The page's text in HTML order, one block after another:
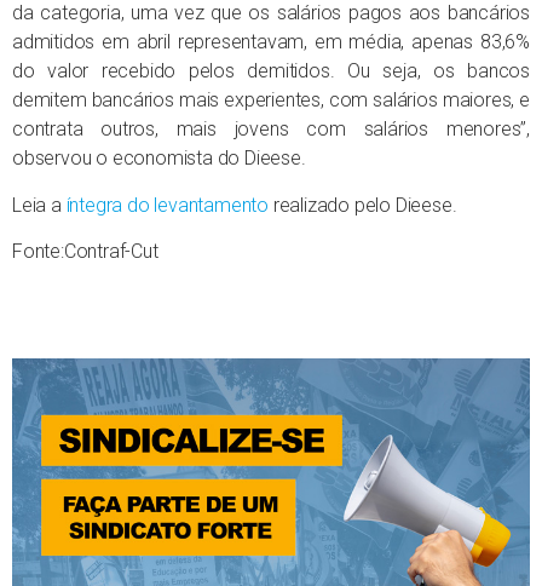
da categoria, uma vez que os salários pagos aos bancários
admitidos em abril representavam, em média, apenas 83,6%
do valor recebido pelos demitidos. Ou seja, os bancos
demitem bancários mais experientes, com salários maiores, e
contrata outros, mais jovens com salários menores”,
observou o economista do Dieese.
Leia a íntegra do levantamento realizado pelo Dieese.
Fonte:Contraf-Cut